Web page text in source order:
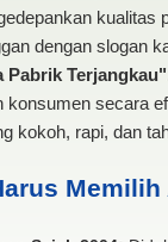
kualitas
dengan slogan
Pabrik Terjangkau"
konsumen secara
kokoh, rapi, dan
Memilih